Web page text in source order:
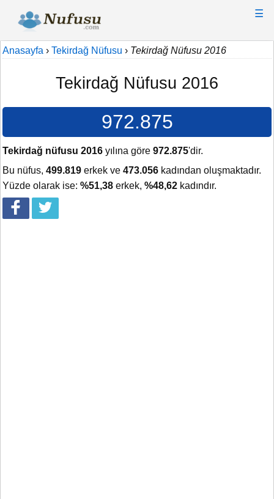
☰
Anasayfa › Tekirdağ Nüfusu › Tekirdağ Nüfusu 2016
Tekirdağ Nüfusu 2016
972.875
Tekirdağ nüfusu 2016 yılına göre 972.875'dir.
Bu nüfus, 499.819 erkek ve 473.056 kadından oluşmaktadır.
Yüzde olarak ise: %51,38 erkek, %48,62 kadındır.